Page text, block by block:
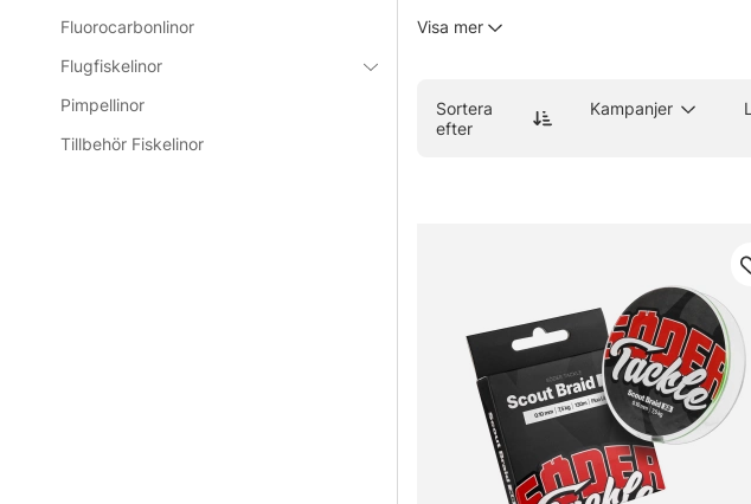
Fluorocarbonlinor
Flugfiskelinor
Pimpellinor
Tillbehör Fiskelinor
spolstorlekar från 100–150 meter till
» Tillbaka till fiskelinor
Vad är en superlina?
Vad passar flätlina bäst till?
Visa mer
Sortera
efter
Kampanjer